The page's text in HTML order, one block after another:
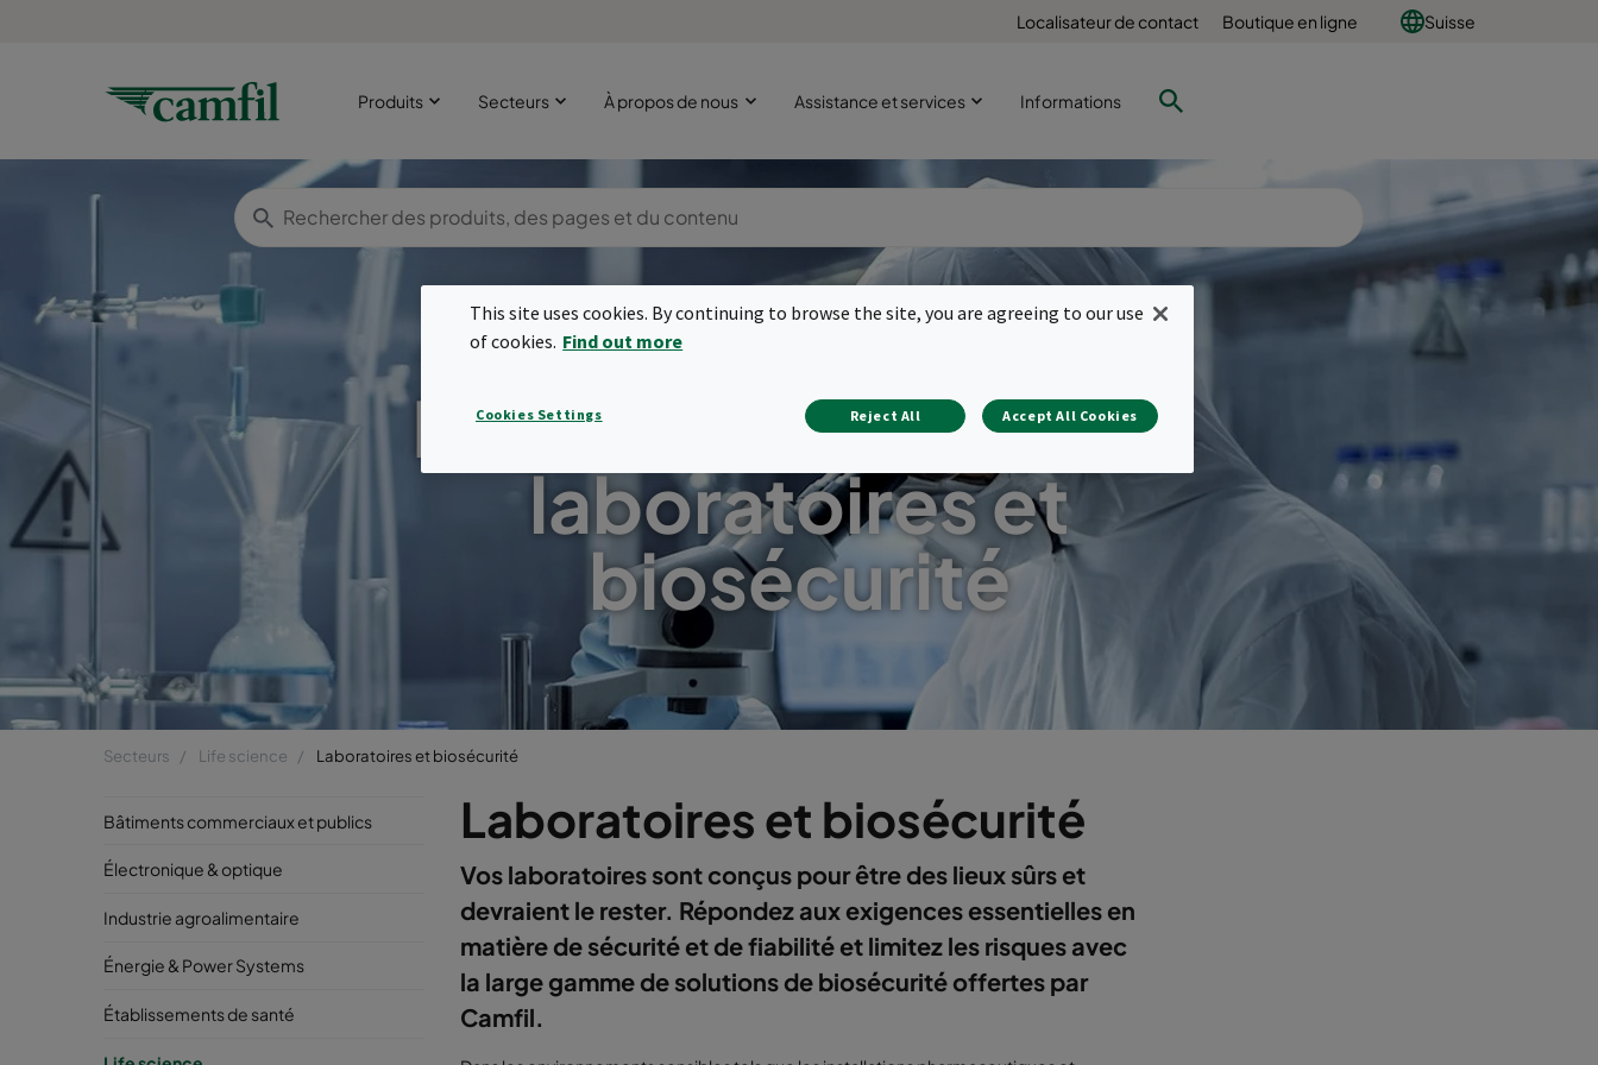
Localisateur de contact Boutique en ligne Suisse
Produits Secteurs À propos de nous Assistance et services Informations
Filtration de l'air pour
laboratoires et
biosécurité
Secteurs Life science Laboratoires et biosécurité
Bâtiments commerciaux et publics
Électronique & optique
Industrie agroalimentaire
Énergie & Power Systems
Établissements de santé
Laboratoires et biosécurité
Vos laboratoires sont conçus pour être des lieux sûrs et
devraient le rester. Répondez aux exigences essentielles en
matière de sécurité et de fiabilité et limitez les risques avec
la large gamme de solutions de biosécurité offertes par
Camfil.
This site uses cookies. By continuing to browse the site, you are agreeing to our use
of cookies. Find out more
Cookies Settings Reject All Accept All Cookies